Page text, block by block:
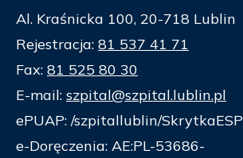
Al. Kraśnicka 100, 20-718 Lublin
Rejestracja: 81 537 41 71
Fax: 81 525 80 30
E-mail: szpital@szpital.lublin.pl
ePUAP: /szpitallublin/SkrytkaESP
e-Doręczenia: AE:PL-53686-